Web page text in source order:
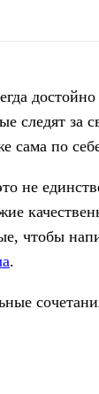
следят за
сама по
не
чтобы
.